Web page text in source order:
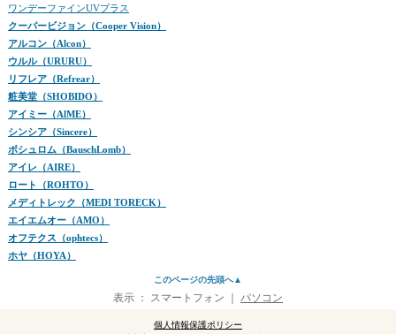
ワンデーファインUVプラス
クーパービジョン（Cooper Vision）
アルコン（Alcon）
ウルル（URURU）
リフレア（Refrear）
粧美堂（SHOBIDO）
アイミー（AlME）
シンシア（Sincere）
ボシュロム（BauschLomb）
アイレ（AIRE）
ロート（ROHTO）
メディトレック（MEDI TORECK）
エイエムオー（AMO）
オフテクス（ophtecs）
ホヤ（HOYA）
このページの先頭へ▲
表示 ： スマートフォン ｜ パソコン
個人情報保護ポリシー